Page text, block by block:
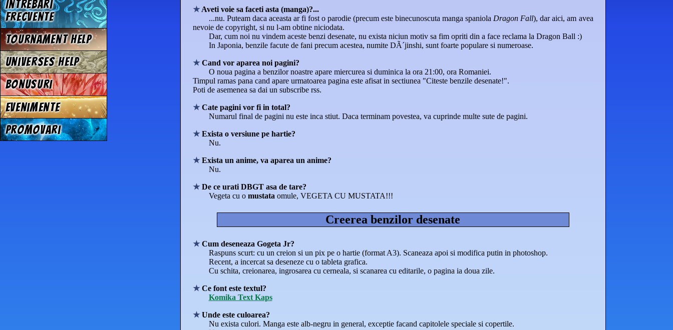
Aveti voie sa faceti asta (manga)?...
...nu. Puteam daca aceasta ar fi fost o parodie (precum este binecunoscuta manga spaniola Dragon Fall), dar aici, am avea
nevoie de copyright, si nu l-am obtine niciodata.
Dar, cum noi nu vindem aceste benzi desenate, nu exista niciun motiv sa fim opriti din a face reclama la Dragon Ball :)
In Japonia, benzile facute de fani precum acestea, numite DÃ´jinshi, sunt foarte populare si numeroase.
Cand vor aparea noi pagini?
O noua pagina a benzilor noastre apare miercurea si duminica la ora 21:00, ora Romaniei.
Timpul ramas pana cand apare urmatoarea pagina este afisat in sectiunea "Citeste benzile desenate!".
Poti de asemenea sa dai un subscribe rss.
Cate pagini vor fi in total?
Numarul final de pagini nu este inca stiut. Daca terminam povestea, va cuprinde multe sute de pagini.
Exista o versiune pe hartie?
Nu.
Exista un anime, va aparea un anime?
Nu.
De ce urati DBGT asa de tare?
Vegeta cu o mustata omule, VEGETA CU MUSTATA!!!
Creerea benzilor desenate
Cum deseneaza Gogeta Jr?
Raspuns scurt: cu un creion si un pix pe o hartie (format A3). Scaneaza apoi si modifica putin in photoshop.
Recent, a incercat sa deseneze cu o tableta grafica.
Cu schita, creionarea, ingrosarea cu cerneala, si scanarea cu editarile, o pagina ia doua zile.
Ce font este textul?
Komika Text Kaps
Unde este culoarea?
Nu exista culori. Manga este alb-negru in general, exceptie facand capitolele speciale si copertile.
Intrebari
frecvente
Tournament Help
Universes Help
Bonusuri
Evenimente
Promovari